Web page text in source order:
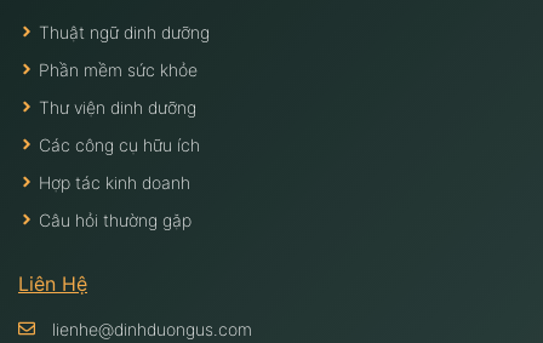
Thuật ngữ dinh dưỡng
Phần mềm sức khỏe
Thư viện dinh dưỡng
Các công cụ hữu ích
Hợp tác kinh doanh
Câu hỏi thường gặp
Liên Hệ
lienhe@dinhduongus.com